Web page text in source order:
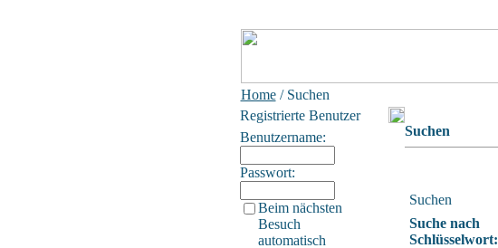
Home/ Suchen
Registrierte Benutzer
Benutzername:
Passwort:
Beim nächsten
Besuch
automatisch
Suchen
Suchen
Suche nach
Schlüsselwort: